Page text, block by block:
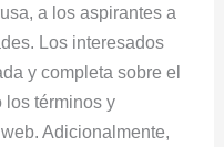
a los aspirantes a
Los interesados
y completa sobre el
los términos y
Adicionalmente,